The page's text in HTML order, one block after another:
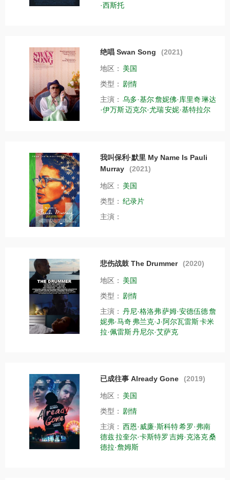
·西斯托
绝唱 Swan Song (2021)
地区： 美国
类型： 剧情
主演： 乌多·基尔詹妮佛·库里奇琳达
·伊万斯迈克尔·尤瑞安妮·基特拉尔
我叫保利·默里 My Name Is Pauli
Murray
(2021)
地区： 美国
类型： 纪录片
主演：
悲伤战鼓 The Drummer (2020)
地区： 美国
类型： 剧情
主演： 丹尼·格洛弗萨姆·安德伍德詹
妮弗·马奇弗兰克·J·阿尔瓦雷斯卡米
拉·佩雷斯丹尼尔·艾萨克
已成往事 Already Gone (2019)
地区： 美国
类型： 剧情
主演： 西恩·威廉·斯科特希罗·弗南
德兹拉奎尔·卡斯特罗吉姆·克洛克桑
德拉·詹姆斯